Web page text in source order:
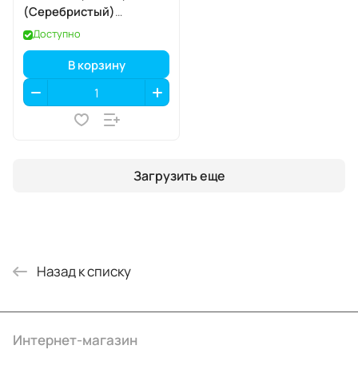
(Серебристый)
SIM+eSIM
Доступно
В корзину
Загрузить еще
Назад к списку
Интернет-магазин